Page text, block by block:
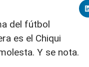
del fútbol
es el Chiqui
Y se nota.